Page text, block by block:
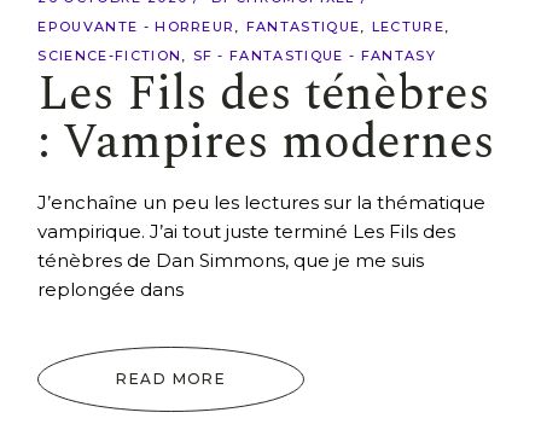
EPOUVANTE - HORREUR
FANTASTIQUE
LECTURE
SCIENCE-FICTION
SF - FANTASTIQUE - FANTASY
Les Fils des ténèbres
: Vampires modernes
J’enchaîne un peu les lectures sur la thématique
vampirique. J’ai tout juste terminé Les Fils des
ténèbres de Dan Simmons, que je me suis
replongée dans
READ MORE